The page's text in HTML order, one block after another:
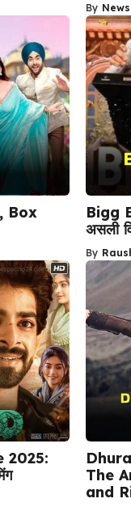
By
Box
Bigg
असली
By
2025:
The
and